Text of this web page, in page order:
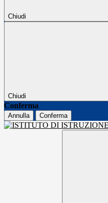
Chiudi
Chiudi
Conferma
Annulla Conferma